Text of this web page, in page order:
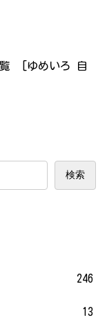
[ゆめいろ 自
検索
246
13